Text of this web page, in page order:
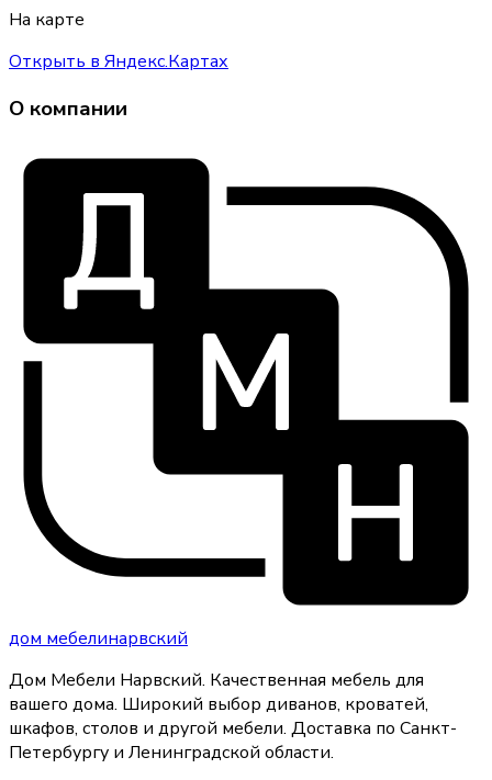
На карте
Открыть в Яндекс.Картах
О компании
дом мебелинарвский
Дом Мебели Нарвский. Качественная мебель для
вашего дома. Широкий выбор диванов, кроватей,
шкафов, столов и другой мебели. Доставка по Санкт-
Петербургу и Ленинградской области.